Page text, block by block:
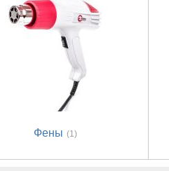
Фены (1)